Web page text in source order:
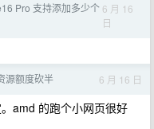
Pro 支持添加多少个 6 月 16
日
源额度砍半 6 月 16 日
amd 的跑个小网页很好